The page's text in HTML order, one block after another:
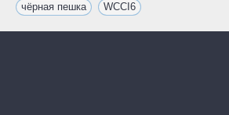
чёрная пешка
WCCI6